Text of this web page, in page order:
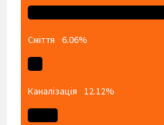
Сміття 6.06%
Каналізація 12.12%